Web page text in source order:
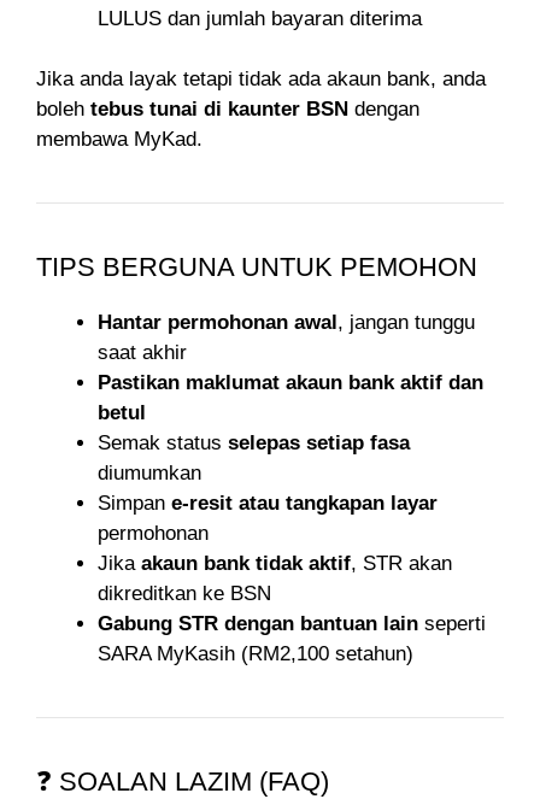
LULUS dan jumlah bayaran diterima
Jika anda layak tetapi tidak ada akaun bank, anda
boleh tebus tunai di kaunter BSN dengan
membawa MyKad.
TIPS BERGUNA UNTUK PEMOHON
Hantar permohonan awal , jangan tunggu
saat akhir
Pastikan maklumat akaun bank aktif dan
betul
Semak status selepas setiap fasa
diumumkan
Simpan e-resit atau tangkapan layar
permohonan
Jika akaun bank tidak aktif, STR akan
dikreditkan ke BSN
Gabung STR dengan bantuan lain seperti
SARA MyKasih (RM2,100 setahun)
❓ SOALAN LAZIM (FAQ)